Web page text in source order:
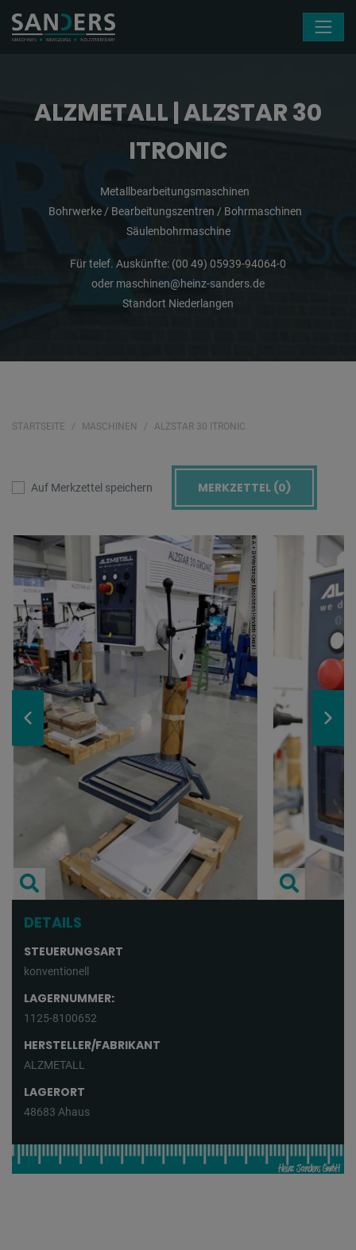
ALZMETALL | ALZSTAR 30
ITRONIC
Metallbearbeitungsmaschinen
Bohrwerke / Bearbeitungszentren / Bohrmaschinen
Säulenbohrmaschine
Für telef. Auskünfte: (00 49) 05939-94064-0
oder maschinen@heinz-sanders.de
Standort Niederlangen
STARTSEITE MASCHINEN ALZSTAR 30 ITRONIC
Auf Merkzettel speichern MERKZETTEL (0)
DETAILS
STEUERUNGSART
konventionell
LAGERNUMMER:
1125-8100652
HERSTELLER/FABRIKANT
ALZMETALL
LAGERORT
48683 Ahaus